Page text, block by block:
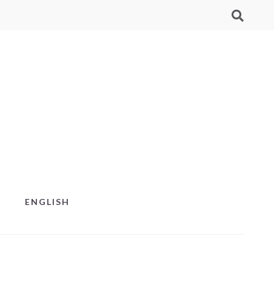
ENGLISH